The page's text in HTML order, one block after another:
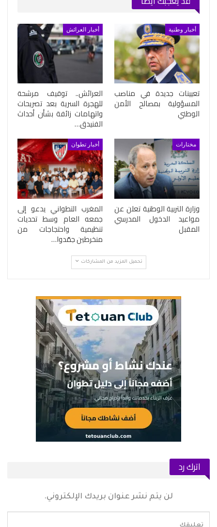
أخبار وطنية
تعيينات جديدة في مناصب
المسؤولية بمصالح الأمن
الوطني
أخبار العرائش
العرائش.. توقيف مرشحة
للهجرة السرية بعد تصريحات
واتهامات زائفة بشأن أحداث
الفنيدق…
مختارات
وزارة التربية الوطنية تعلن عن
مواعيد الدخول المدرسي
المقبل
أخبار تطوان
المغرب التطواني يدعو إلى
جمعه العام وسط تحديات
تنظيمية واحتجاجات من
منخرطين جمّدوا…
تحميل المزيد من المشاركات
اترك رد
لن يتم نشر عنوان بريدك الإلكتروني.